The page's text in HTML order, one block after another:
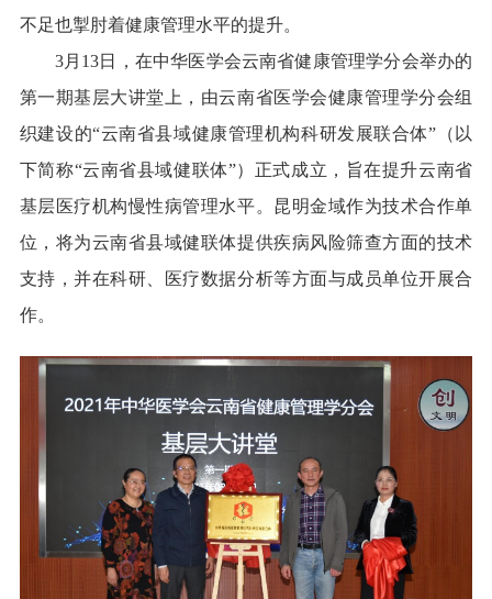
不足也掣肘着健康管理水平的提升。
3月13日，在中华医学会云南省健康管理学分会举办的
第一期基层大讲堂上，由云南省医学会健康管理学分会组
织建设的“云南省县域健康管理机构科研发展联合体”（以
下简称“云南省县域健联体”）正式成立，旨在提升云南省
基层医疗机构慢性病管理水平。昆明金域作为技术合作单
位，将为云南省县域健联体提供疾病风险筛查方面的技术
支持，并在科研、医疗数据分析等方面与成员单位开展合
作。